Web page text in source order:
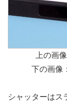
上の画
下の画像
シャッターはス